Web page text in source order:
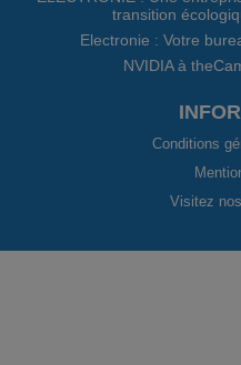
transition
Electronie : Votre
NVIDIA à
Conditions
Visitez